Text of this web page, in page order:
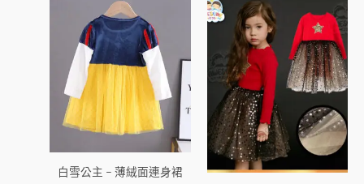
白雪公主 – 薄絨面連身裙
選
擇
項
品
頁
面
選
擇
選
項